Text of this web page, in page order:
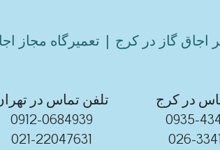
اجاق گاز در کرج | تعمیرگاه مجاز
تلفن تماس در
0912-0684939
021-22047631
در کرج
0935-
026-